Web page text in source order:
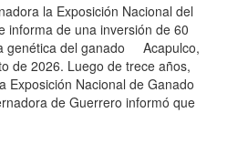
la Exposición Nacional del
informa de una inversión de 60
genética del ganado Acapulco,
de 2026. Luego de trece años,
Exposición Nacional de Ganado
de Guerrero informó que